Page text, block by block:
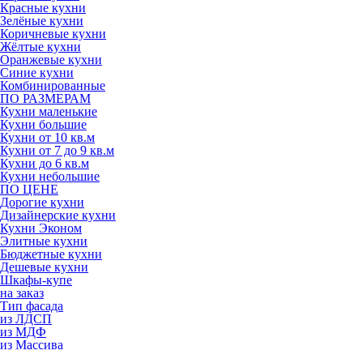
Красные кухни
Зелёные кухни
Коричневые кухни
Жёлтые кухни
Оранжевые кухни
Синие кухни
Комбинированные
ПО РАЗМЕРАМ
Кухни маленькие
Кухни большие
Кухни от 10 кв.м
Кухни от 7 до 9 кв.м
Кухни до 6 кв.м
Кухни небольшие
ПО ЦЕНЕ
Дорогие кухни
Дизайнерские кухни
Кухни Эконом
Элитные кухни
Бюджетные кухни
Дешевые кухни
Шкафы-купе
на заказ
Тип фасада
из ЛДСП
из МДФ
из Массива